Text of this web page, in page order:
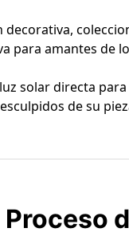
para amantes de
solar directa
de su
Proceso